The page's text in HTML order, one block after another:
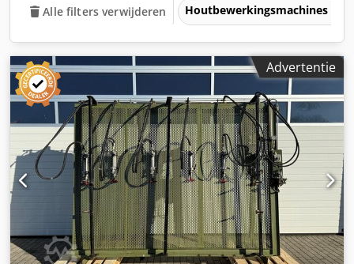
Alle filters verwijderen Houtbewerkingsmachines
Advertentie